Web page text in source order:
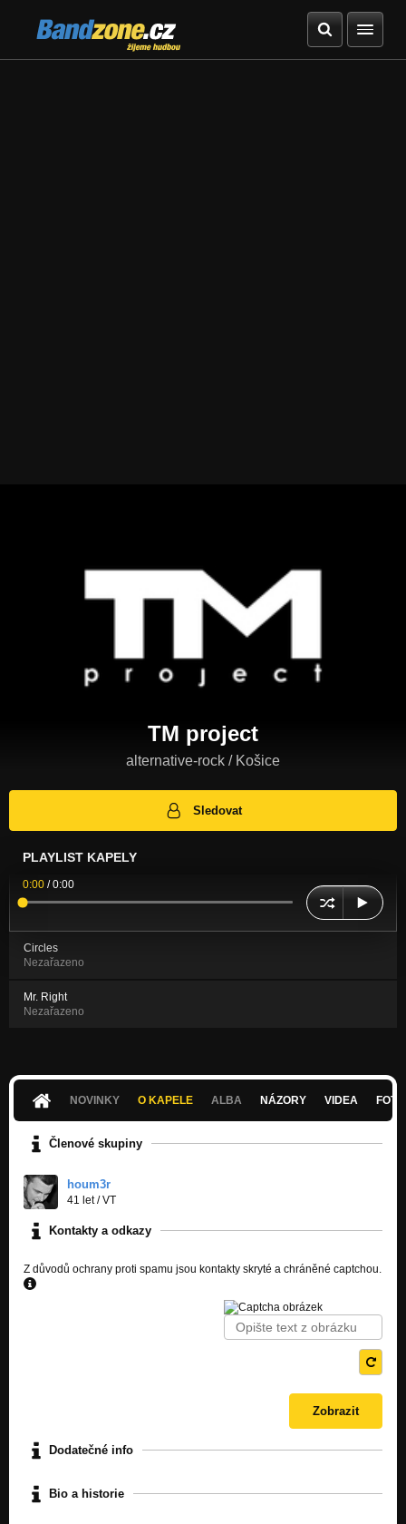
Bandzone.cz
žijeme hudbou
TM project
alternative-rock / Košice
Sledovat
PLAYLIST KAPELY
0:00 /0:00
Circles
Nezařazeno
Mr. Right
Nezařazeno
NOVINKY O KAPELE ALBA NÁZORY VIDEA
Členové skupiny
houm3r
41 let/VT
Kontakty a odkazy
Z důvodů ochrany proti spamu jsou kontakty skryté a chráněné captchou.
Dodatečné info
Bio a historie